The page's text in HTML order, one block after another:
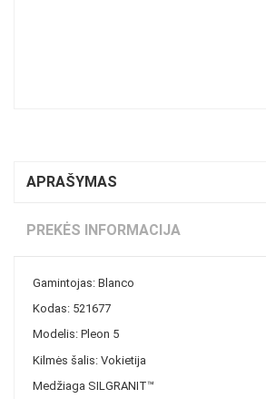
APRAŠYMAS
PREKĖS INFORMACIJA
Gamintojas: Blanco
Kodas: 521677
Modelis: Pleon 5
Kilmės šalis: Vokietija
Medžiaga SILGRANIT™